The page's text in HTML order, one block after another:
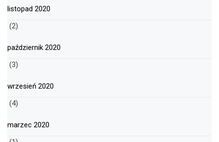
listopad 2020
(2)
październik 2020
(3)
wrzesień 2020
(4)
marzec 2020